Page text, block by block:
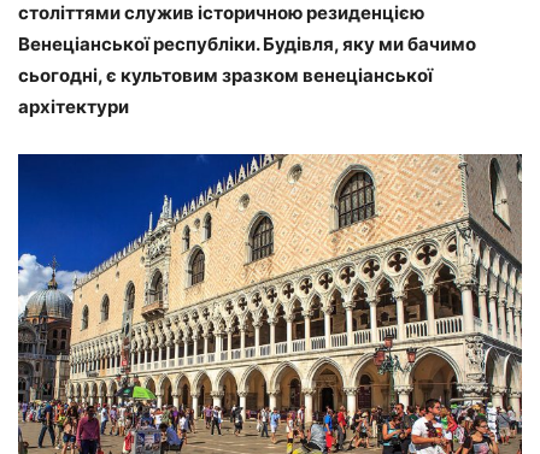
століттями служив історичною резиденцією
Венеціанської республіки. Будівля, яку ми бачимо
сьогодні, є культовим зразком венеціанської
архітектури